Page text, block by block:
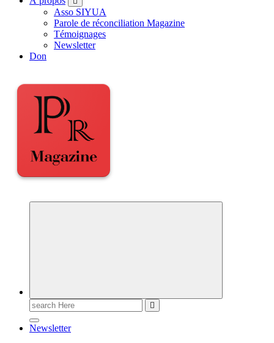
Asso SIYUA
Parole de réconciliation Magazine
Témoignages
Newsletter
Don
Newsletter